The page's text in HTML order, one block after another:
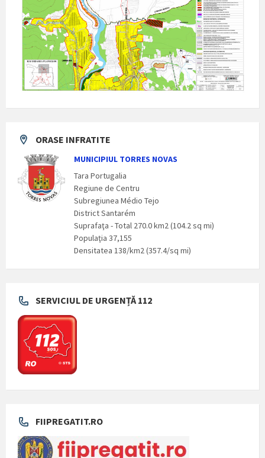
ORASE INFRATITE
MUNICIPIUL TORRES NOVAS
Tara Portugalia
Regiune de Centru
Subregiunea Médio Tejo
District Santarém
Suprafaţa - Total 270.0 km2 (104.2 sq mi)
Populaţia 37,155
Densitatea 138/km2 (357.4/sq mi)
SERVICIUL DE URGENȚĂ 112
FIIPREGATIT.RO